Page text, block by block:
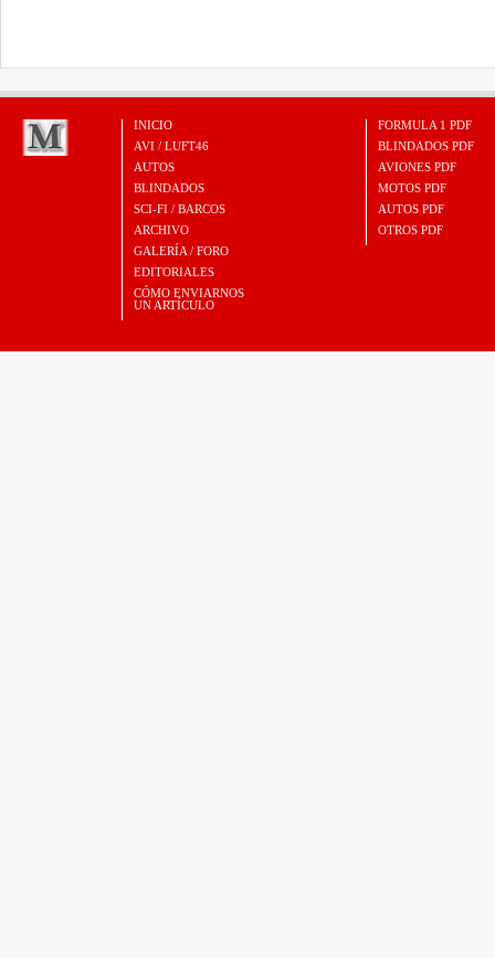
INICIO
AVI / LUFT46
AUTOS
BLINDADOS
SCI-FI / BARCOS
ARCHIVO
GALERÍA / FORO
EDITORIALES
CÓMO ENVIARNOS
UN ARTÍCULO
FORMULA 1 PDF
BLINDADOS PDF
AVIONES PDF
MOTOS PDF
AUTOS PDF
OTROS PDF